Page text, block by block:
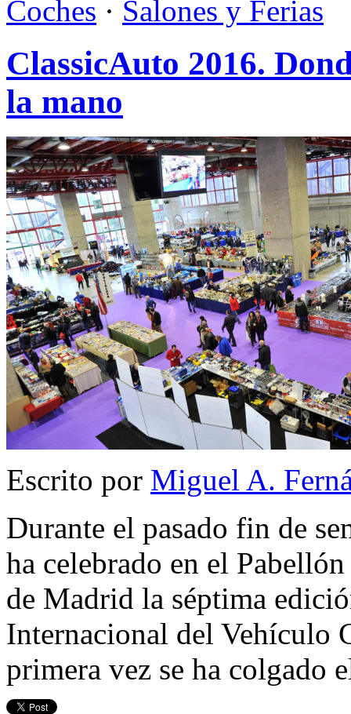
Coches · Salones y Ferias
ClassicAuto 2016.
la mano
Escrito por Miguel A.
Durante el pasado fin de
ha celebrado en el
de Madrid la séptima
Internacional del Vehículo
primera vez se ha